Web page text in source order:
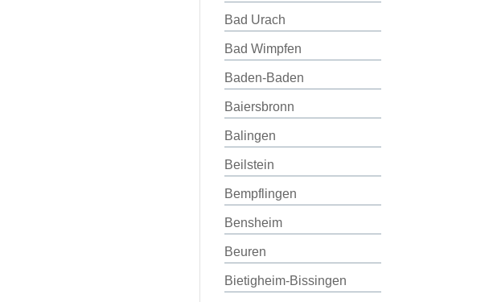
Bad Urach
Bad Wimpfen
Baden-Baden
Baiersbronn
Balingen
Beilstein
Bempflingen
Bensheim
Beuren
Bietigheim-Bissingen